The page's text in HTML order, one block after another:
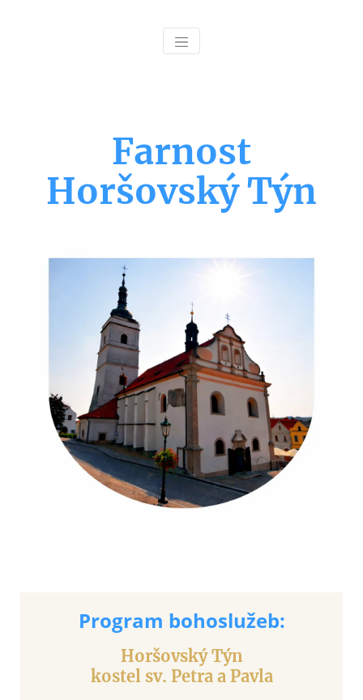
Farnost
Horšovský Týn
Program bohoslužeb:
Horšovský Týn
kostel sv. Petra a Pavla